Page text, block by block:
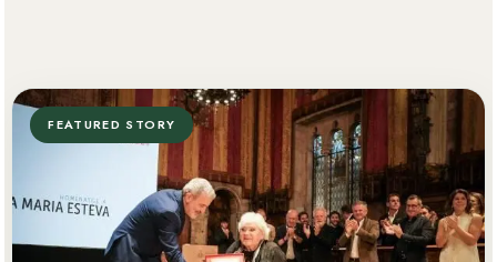
FEATURED STORY